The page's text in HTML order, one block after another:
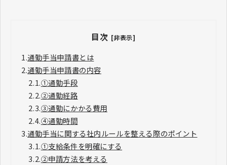
目次 [非表示]
1.通勤手当申請書とは
2.通勤手当申請書の内容
2.1.①通勤手段
2.2.②通勤経路
2.3.③通勤にかかる費用
2.4.④通勤時間
3.通勤手当に関する社内ルールを整える際のポイント
3.1.①支給条件を明確にする
3.2.②申請方法を考える